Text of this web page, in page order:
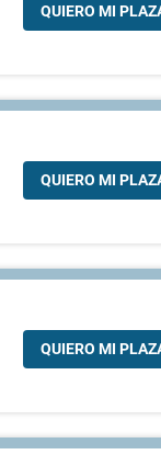
QUIERO MI
QUIERO MI
QUIERO MI